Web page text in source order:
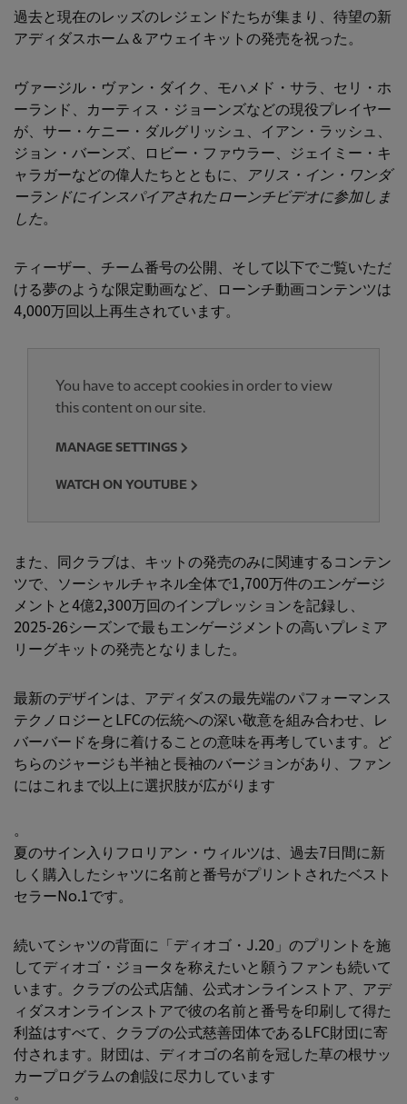
過去と現在のレッズのレジェンドたちが集まり、待望の新
アディダスホーム＆アウェイキットの発売を祝った。
ヴァージル・ヴァン・ダイク、モハメド・サラ、セリ・ホ
ーランド、カーティス・ジョーンズなどの現役プレイヤー
が、サー・ケニー・ダルグリッシュ、イアン・ラッシュ、
ジョン・バーンズ、ロビー・ファウラー、ジェイミー・キ
ャラガーなどの偉人たちとともに、
アリス・イン・ワンダ
ーランドにインスパイアされたローンチビデオに参加しま
した。
ティーザー、チーム番号の公開、そして以下でご覧いただ
ける夢のような限定動画など、ローンチ動画コンテンツは
4,000万回以上再生されています。
You have to accept cookies in order to view
this content on our site.
MANAGE SETTINGS
WATCH ON YOUTUBE
また、同クラブは、キットの発売のみに関連するコンテン
ツで、ソーシャルチャネル全体で1,700万件のエンゲージ
メントと4億2,300万回のインプレッションを記録し、
2025-26シーズンで最もエンゲージメントの高いプレミア
リーグキットの発売となりました。
最新のデザインは、アディダスの最先端のパフォーマンス
テクノロジーとLFCの伝統への深い敬意を組み合わせ、レ
バーバードを身に着けることの意味を再考しています。ど
ちらのジャージも半袖と長袖のバージョンがあり、ファン
にはこれまで以上に選択肢が広がります
。
夏のサイン入りフロリアン・ウィルツは、過去7日間に新
しく購入したシャツに名前と番号がプリントされたベスト
セラーNo.1です。
続いてシャツの背面に「ディオゴ・J.20」のプリントを施
してディオゴ・ジョータを称えたいと願うファンも続いて
います。クラブの公式店舗、公式オンラインストア、アデ
ィダスオンラインストアで彼の名前と番号を印刷して得た
利益はすべて、クラブの公式慈善団体であるLFC財団に寄
付されます。財団は、ディオゴの名前を冠した草の根サッ
カープログラムの創設に尽力しています
。